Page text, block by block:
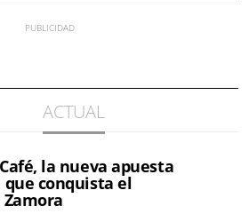
ACTUAL
la nueva apuesta
conquista el